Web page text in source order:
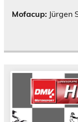
Mofacup: Jürgen